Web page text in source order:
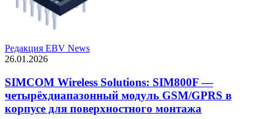
Редакция EBV News
26.01.2026
SIMCOM Wireless Solutions: SIM800F —
четырёхдиапазонный модуль GSM/GPRS в
корпусе для поверхностного монтажа